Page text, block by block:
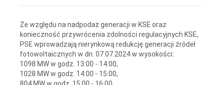
Ze względu na nadpodaż generacji w KSE oraz
konieczność przywrócenia zdolności regulacyjnych KSE,
PSE wprowadzają nierynkową redukcję generacji źródeł
fotowoltaicznych w dn. 07.07.2024 w wysokości:
1098 MW w godz. 13:00 - 14:00,
1028 MW w godz. 14:00 - 15:00,
804 MW w godz. 15:00 - 16:00,